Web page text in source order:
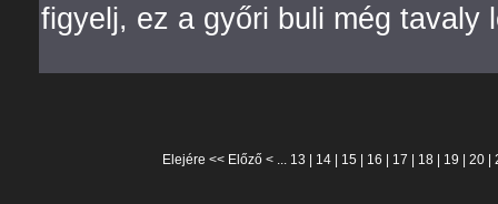
figyelj, ez a győri buli még tavaly
Elejére << Előző< ... 13 14| 15 16 17 18| 19 20|